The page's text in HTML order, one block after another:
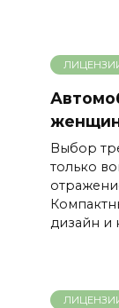
Выбор
только
дизайн и